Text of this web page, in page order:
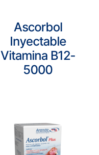
Ascorbol
Inyectable
Vitamina B12-
5000